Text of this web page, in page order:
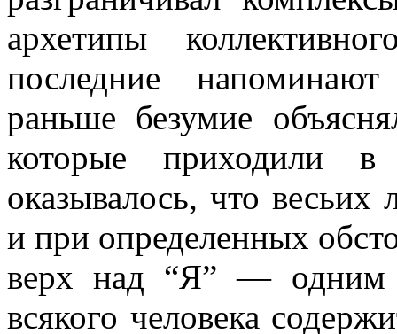
архетипы
последние
раньше безумие
которые
оказывалось, что
и при определенных
верх над “Я” — одним
всякого человека